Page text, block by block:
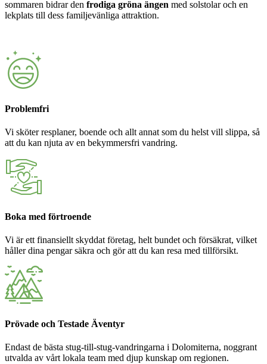
sommaren bidrar den frodiga gröna ängen med solstolar och en
lekplats till dess familjevänliga attraktion.
Problemfri
Vi sköter resplaner, boende och allt annat som du helst vill slippa, så
att du kan njuta av en bekymmersfri vandring.
Boka med förtroende
Vi är ett finansiellt skyddat företag, helt bundet och försäkrat, vilket
håller dina pengar säkra och gör att du kan resa med tillförsikt.
Prövade och Testade Äventyr
Endast de bästa stug-till-stug-vandringarna i Dolomiterna, noggrant
utvalda av vårt lokala team med djup kunskap om regionen.